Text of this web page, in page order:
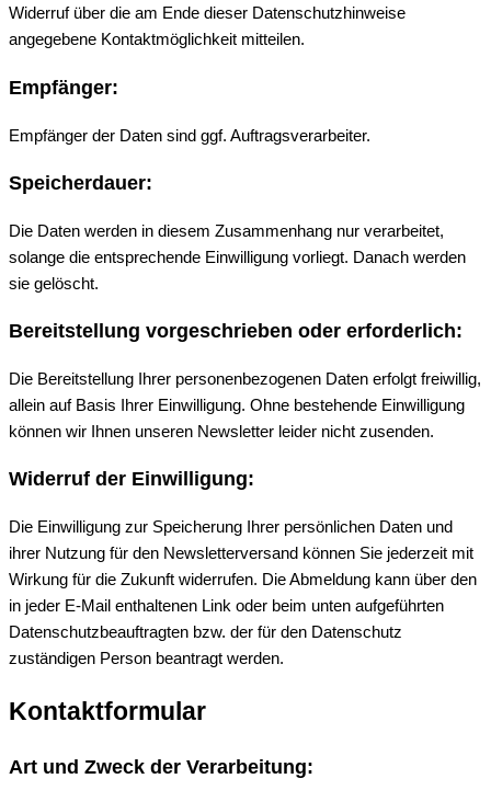
Widerruf über die am Ende dieser Datenschutzhinweise
angegebene Kontaktmöglichkeit mitteilen.
Empfänger:
Empfänger der Daten sind ggf. Auftragsverarbeiter.
Speicherdauer:
Die Daten werden in diesem Zusammenhang nur verarbeitet,
solange die entsprechende Einwilligung vorliegt. Danach werden
sie gelöscht.
Bereitstellung vorgeschrieben oder erforderlich:
Die Bereitstellung Ihrer personenbezogenen Daten erfolgt freiwillig,
allein auf Basis Ihrer Einwilligung. Ohne bestehende Einwilligung
können wir Ihnen unseren Newsletter leider nicht zusenden.
Widerruf der Einwilligung:
Die Einwilligung zur Speicherung Ihrer persönlichen Daten und
ihrer Nutzung für den Newsletterversand können Sie jederzeit mit
Wirkung für die Zukunft widerrufen. Die Abmeldung kann über den
in jeder E-Mail enthaltenen Link oder beim unten aufgeführten
Datenschutzbeauftragten bzw. der für den Datenschutz
zuständigen Person beantragt werden.
Kontaktformular
Art und Zweck der Verarbeitung: